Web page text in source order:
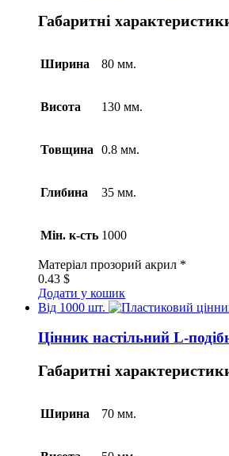
Габаритні
Ширина 80 мм.
Висота 130 мм.
Товщина 0.8 мм.
Глибина 35 мм.
Мін. к-сть 1000
Матеріал прозорий акрил *
0.43 $
Додати у кошик
Від 1000 шт.
Цінник настільний L-
Габаритні
Ширина 70 мм.